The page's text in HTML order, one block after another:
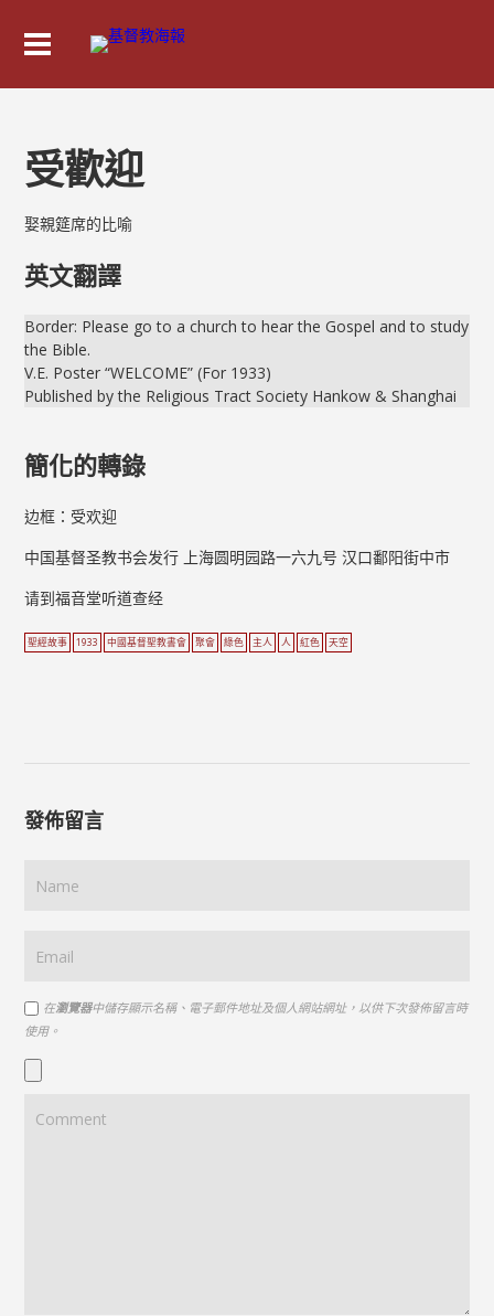
受歡迎
娶親筵席的比喻
英文翻譯
Border: Please go to a church to hear the Gospel and to study
the Bible.
V.E. Poster “WELCOME” (For 1933)
Published by the Religious Tract Society Hankow & Shanghai
簡化的轉錄
边框：受欢迎
中国基督圣教书会发行 上海圆明园路一六九号 汉口鄱阳街中市
请到福音堂听道查经
聖經故事 1933 中國基督聖教書會 聚會 綠色 主人 人 紅色 天空
發佈留言
在瀏覽器中儲存顯示名稱、電子郵件地址及個人網站網址，以供下次發佈留言時
使用。